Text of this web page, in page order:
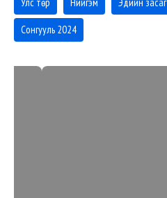
Улс төр Нийгэм Эдийн засаг
Сонгууль 2024